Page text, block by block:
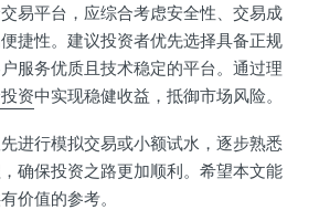
易平台，应综合考虑安全性、交易成
捷性。建议投资者优先选择具备正规
服务优质且技术稳定的平台。通过理
资中实现稳健收益，抵御市场风险。
进行模拟交易或小额试水，逐步熟悉
确保投资之路更加顺利。希望本文能
价值的参考。